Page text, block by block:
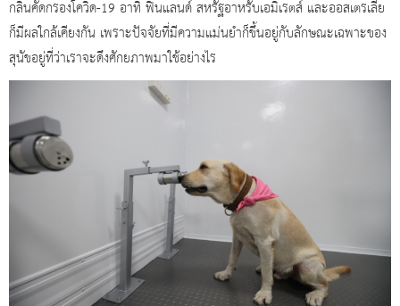
กลิ่นคัดกรองโควิด-19 อาทิ ฟินแลนด์ สหรัฐอาหรับเอมิเรตส์ และออสเตรเลีย
ก็มีผลใกล้เคียงกัน เพราะปัจจัยที่มีความแม่นยำก็ขึ้นอยู่กับลักษณะเฉพาะของ
สุนัขอยู่ที่ว่าเราจะดึงศักยภาพมาใช้อย่างไร